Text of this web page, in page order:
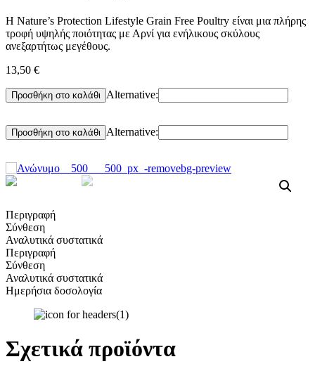
Η Nature’s Protection Lifestyle Grain Free Poultry είναι μια πλήρης
τροφή υψηλής ποιότητας με Αρνί για ενήλικους σκύλους
ανεξαρτήτως μεγέθους.
13,50 €
Nature's
Protection
Grain
Free
Adult
All
ποσότητα
Προσθήκη στο καλάθι Alternative:
Nature's
Protection
Grain
Free
All
Breeds
1,5kg
ποσότητα
Προσθήκη στο καλάθι Alternative:
Περιγραφή
Σύνθεση
Αναλυτικά συστατικά
Περιγραφή
Σύνθεση
Αναλυτικά συστατικά
Ημερήσια δοσολογία
Σχετικά προϊόντα